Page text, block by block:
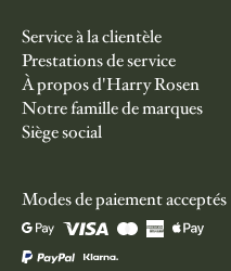
Service à la clientèle
Prestations de service
À propos d'Harry Rosen
Notre famille de marques
Siège social
Modes de paiement acceptés